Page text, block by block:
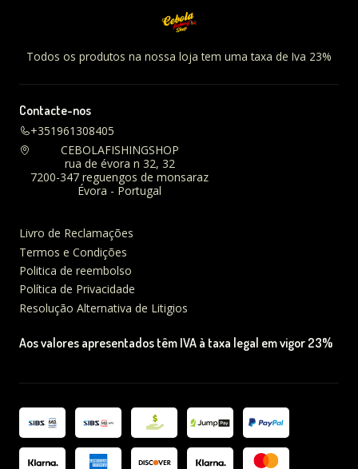
Todos os produtos na nossa loja tem uma taxa de Iva 23%
Contacte-nos
+351961308405
CEBOLAFISHINGSHOP
rua de évora n 32, 32
7200-347 reguengos de monsaraz
Évora - Portugal
Livro de Reclamações
Termos e Condições
Politica de reembolso
Política de Privacidade
Resolução Alternativa de Litigios
Aos valores apresentados têm IVA à taxa legal em vigor 23%